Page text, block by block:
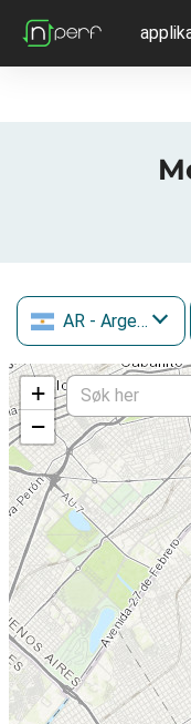
AR - Argentina
+
−